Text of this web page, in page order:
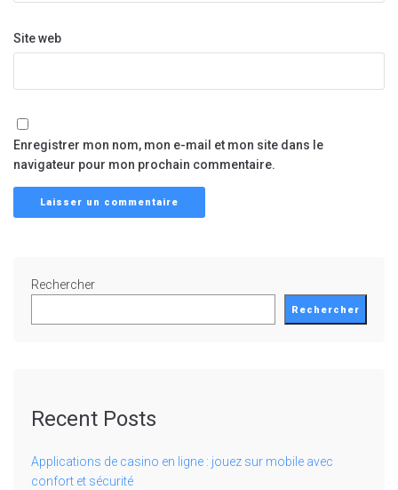
Site web
Enregistrer mon nom, mon e-mail et mon site dans le
navigateur pour mon prochain commentaire.
Rechercher
Rechercher
Recent Posts
Applications de casino en ligne : jouez sur mobile avec
confort et sécurité